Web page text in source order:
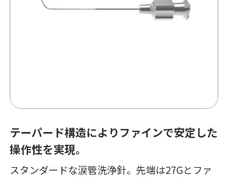
テーパード構造によりファインで安定した
操作性を実現。
スタンダードな涙管洗浄針。先端は27Gとファ